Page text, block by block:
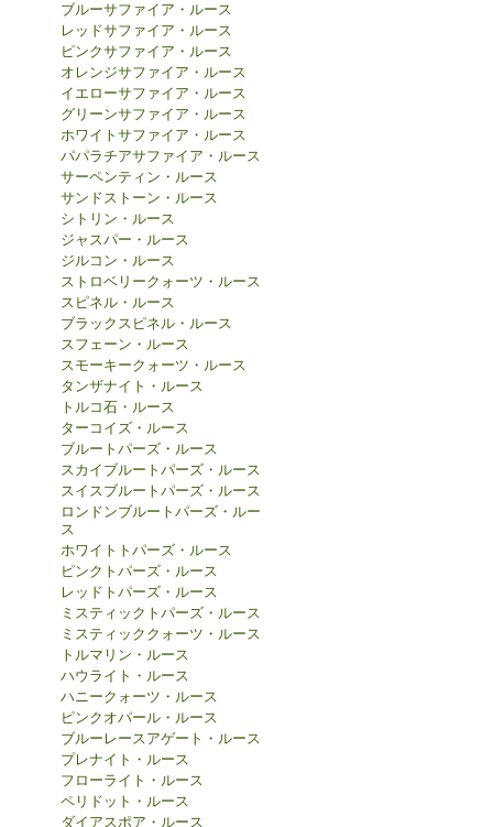
ブルーサファイア・ルース
レッドサファイア・ルース
ピンクサファイア・ルース
オレンジサファイア・ルース
イエローサファイア・ルース
グリーンサファイア・ルース
ホワイトサファイア・ルース
パパラチアサファイア・ルース
サーペンティン・ルース
サンドストーン・ルース
シトリン・ルース
ジャスパー・ルース
ジルコン・ルース
ストロベリークォーツ・ルース
スピネル・ルース
ブラックスピネル・ルース
スフェーン・ルース
スモーキークォーツ・ルース
タンザナイト・ルース
トルコ石・ルース
ターコイズ・ルース
ブルートパーズ・ルース
スカイブルートパーズ・ルース
スイスブルートパーズ・ルース
ロンドンブルートパーズ・ルー
ス
ホワイトトパーズ・ルース
ピンクトパーズ・ルース
レッドトパーズ・ルース
ミスティックトパーズ・ルース
ミスティッククォーツ・ルース
トルマリン・ルース
ハウライト・ルース
ハニークォーツ・ルース
ピンクオパール・ルース
ブルーレースアゲート・ルース
プレナイト・ルース
フローライト・ルース
ペリドット・ルース
ダイアスポア・ルース